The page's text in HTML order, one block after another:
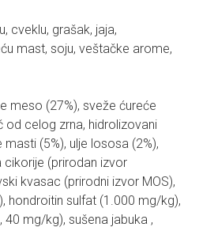
cveklu, grašak, jaja,
mast, soju, veštačke arome,
meso (27%), sveže ćureće
od celog zrna, hidrolizovani
(5%), ulje lososa (2%),
cikorije (prirodan izvor
kvasac (prirodni izvor MOS),
hondroitin sulfat (1.000 mg/kg),
mg/kg), sušena jabuka ,